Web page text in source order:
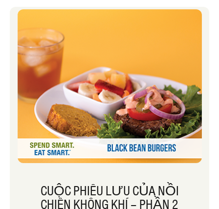
CUỘC PHIÊU LƯU CỦA NỒI
CHIÊN KHÔNG KHÍ – PHẦN 2